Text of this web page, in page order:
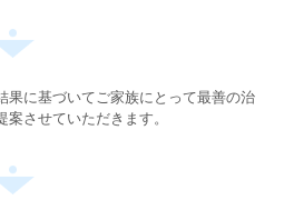
果に基づいてご家族にとって最善の治
案させていただきます。